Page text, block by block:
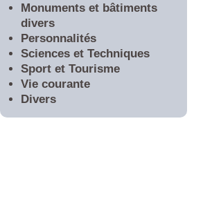
Monuments et bâtiments
divers
Personnalités
Sciences et Techniques
Sport et Tourisme
Vie courante
Divers